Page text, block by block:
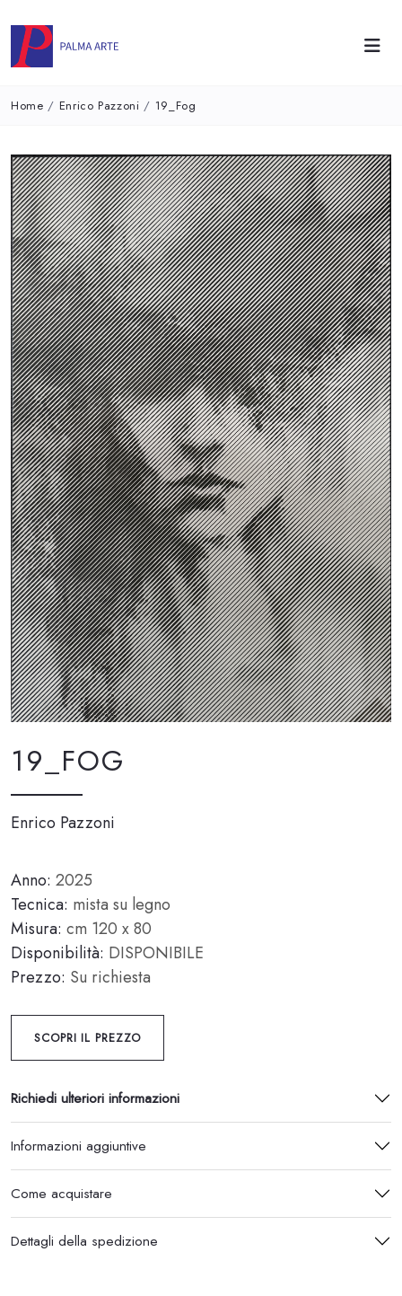
Home / Enrico Pazzoni / 19_Fog
19_FOG
Enrico Pazzoni
Anno: 2025
Tecnica: mista su legno
Misura: cm 120 x 80
Disponibilità: DISPONIBILE
Prezzo: Su richiesta
SCOPRI IL PREZZO
Richiedi ulteriori informazioni
Informazioni aggiuntive
Come acquistare
Dettagli della spedizione